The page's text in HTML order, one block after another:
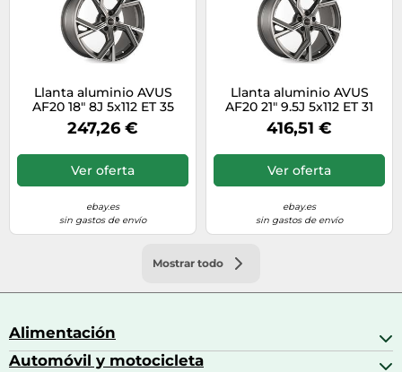
Llanta aluminio AVUS
AF20 18" 8J 5x112 ET 35
66.6 MATT ANTHRACITE
POLISHED
247,26 €
Ver oferta
ebay.es
sin gastos de envío
Llanta aluminio AVUS
AF20 21" 9.5J 5x112 ET 31
66.6 MATT ANTHRACITE
POLISHED
416,51 €
Ver oferta
ebay.es
sin gastos de envío
Mostrar todo
Alimentación
Bebidas
Automóvil y motocicleta